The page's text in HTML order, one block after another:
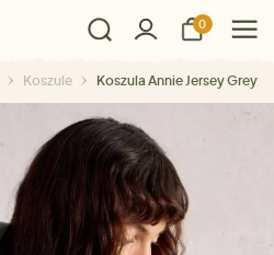
0
Koszule Koszula Annie Jersey Grey